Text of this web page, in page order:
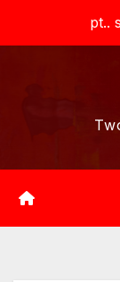
pt..